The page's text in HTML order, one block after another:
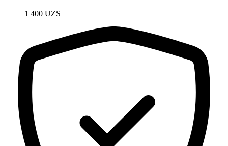
1 400 UZS